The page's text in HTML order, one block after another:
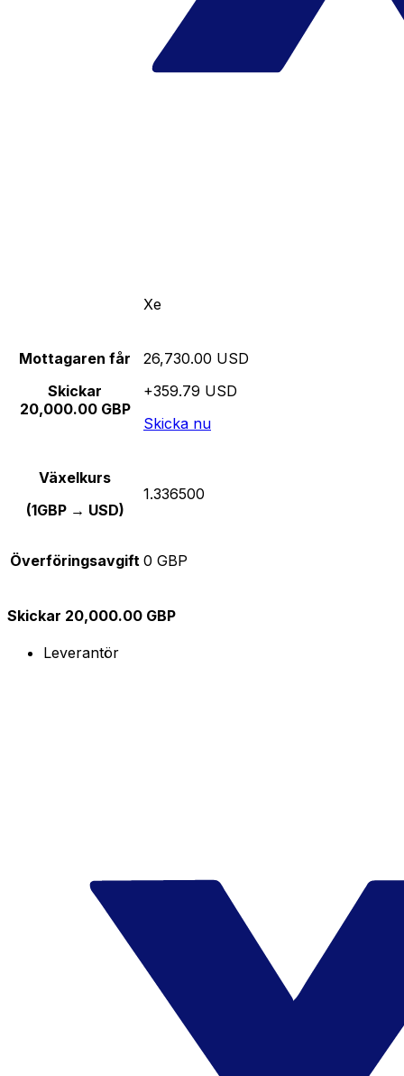
Xe
Mottagaren får
Skickar
20,000.00 GBP
26,730.00 USD
+359.79 USD
Skicka nu
Växelkurs
(1GBP → USD)
1.336500
Överföringsavgift 0 GBP
Skickar 20,000.00 GBP
Leverantör